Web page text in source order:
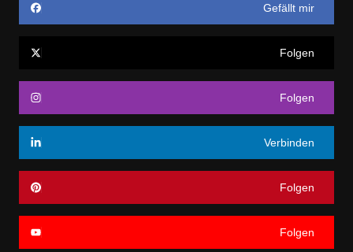
Gefällt mir
Folgen
Folgen
Verbinden
Folgen
Folgen